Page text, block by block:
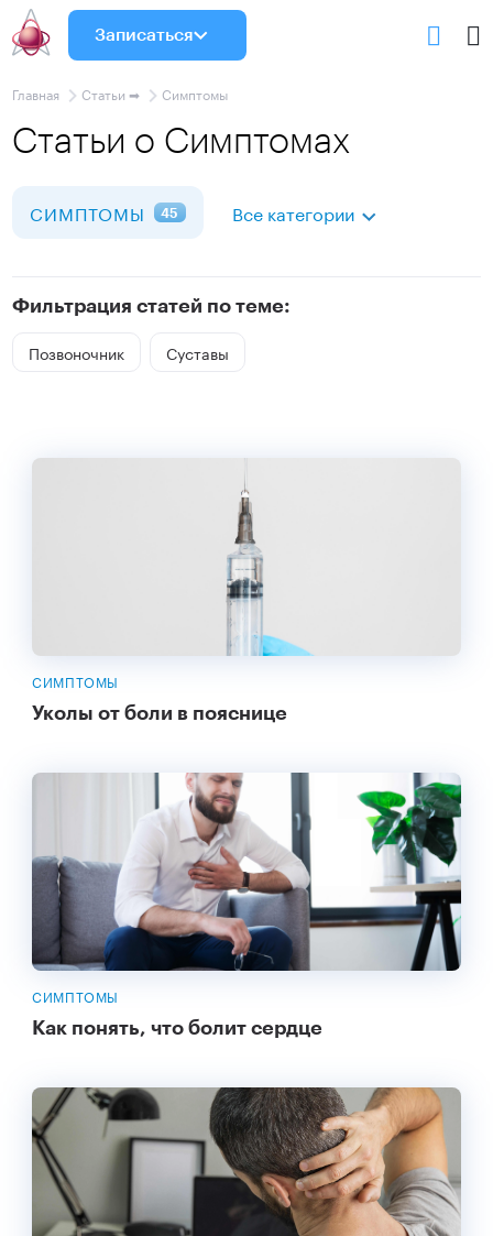
Записаться
Главная Статьи ➡ Симптомы
Статьи о Симптомах
СИМПТОМЫ 45 Все категории
Фильтрация статей по теме:
Позвоночник
Суставы
СИМПТОМЫ
Уколы от боли в пояснице
СИМПТОМЫ
Как понять, что болит сердце